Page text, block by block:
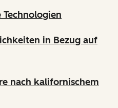
in Bezug auf
nach kalifornischem